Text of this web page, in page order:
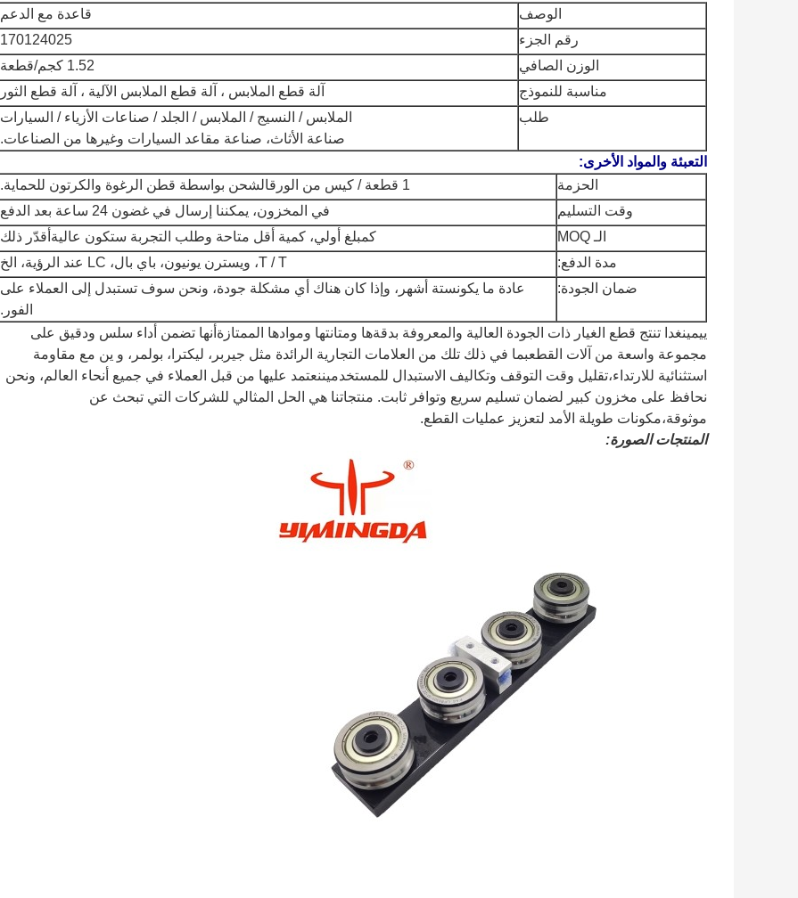
الوصف
قاعدة مع الدعم
رقم الجزء
170124025
الوزن الصافي
1.52 كجم/قطعة
مناسبة للنموذج
آلة قطع الملابس ، آلة قطع الملابس الآلية ، آلة قطع الثور
طلب
الملابس / النسيج / الملابس / الجلد / صناعات الأزياء / السيارات
صناعة الأثاث، صناعة مقاعد السيارات وغيرها من الصناعات.
التعبئة والمواد الأخرى:
الحزمة
1 قطعة / كيس من الورق
الشحن بواسطة قطن الرغوة والكرتون للحماية.
وقت التسليم
في المخزون، يمكننا إرسال في غضون 24 ساعة بعد الدفع
الـ MOQ
كمبلغ أولي، كمية أقل متاحة وطلب التجربة ستكون عالية أقدّر ذلك
مدة الدفع:
T / T، ويسترن يونيون، باي بال، LC عند الرؤية، الخ
ضمان الجودة:
عادة ما يكونستة أشهر، وإذا كان هناك أي مشكلة جودة، ونحن سوف تستبدل إلى العملاء على
الفور.
ييمينغدا تنتج قطع الغيار ذات الجودة العالية والمعروفة بدقةها ومتانتها وموادها الممتازةأنها تضمن أداء سلس ودقيق على
مجموعة واسعة من آلات القطعبما في ذلك تلك من العلامات التجارية الرائدة مثل جيربر، ليكترا، بولمر، و ين مع مقاومة
استثنائية للارتداء،تقليل وقت التوقف وتكاليف الاستبدال للمستخدميننعتمد عليها من قبل العملاء في جميع أنحاء العالم، ونحن
نحافظ على مخزون كبير لضمان تسليم سريع وتوافر ثابت. منتجاتنا هي الحل المثالي للشركات التي تبحث عن
موثوقة،مكونات طويلة الأمد لتعزيز عمليات القطع.
المنتجات الصورة: